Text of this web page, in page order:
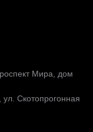
Мира, дом
ул. Скотопрогонная